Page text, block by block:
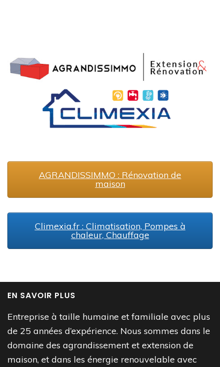
AGRANDISSIMMO : Rénovation de
maison
Climexia.fr : Climatisation, Pompes à
chaleur, Chauffage
EN SAVOIR PLUS
Entreprise à taille humaine et familiale avec plus
de 25 années d’expérience. Nous sommes dans le
domaine des agrandissement et extension de
maison, et dans les énergie renouvelable avec